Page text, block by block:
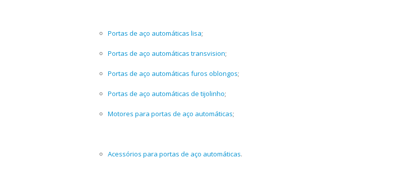
Portas de aço automáticas lisa;
Portas de aço automáticas transvision;
Portas de aço automáticas furos oblongos;
Portas de aço automáticas de tijolinho;
Motores para portas de aço automáticas;
Acessórios para portas de aço automáticas.